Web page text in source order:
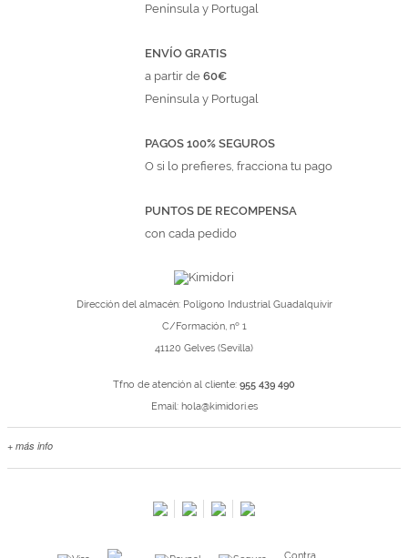
Península y Portugal
ENVÍO GRATIS
a partir de60€
Península y Portugal
PAGOS 100% SEGUROS
O si lo prefieres, fracciona tu pago
PUNTOS DE RECOMPENSA
con cada pedido
Dirección del almacén: Polígono Industrial Guadalquivir
C/Formación, nº 1
41120 Gelves (Sevilla)
Tfno de atención al cliente: 955 439 490
Email: hola@kimidori.es
+ más info
Contra